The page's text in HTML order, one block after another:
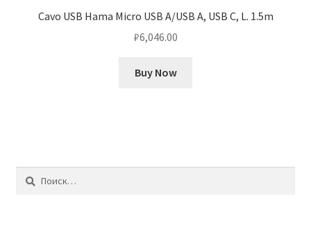
Cavo USB Hama Micro USB A/USB A, USB C, L. 1.5m
₽6,046.00
Buy Now
Найти: